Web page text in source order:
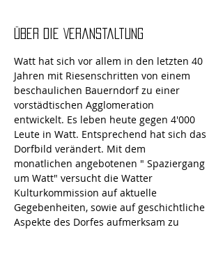
Über die Veranstaltung
Watt hat sich vor allem in den letzten 40
Jahren mit Riesenschritten von einem
beschaulichen Bauerndorf zu einer
vorstädtischen Agglomeration
entwickelt. Es leben heute gegen 4'000
Leute in Watt. Entsprechend hat sich das
Dorfbild verändert. Mit dem
monatlichen angebotenen " Spaziergang
um Watt" versucht die Watter
Kulturkommission auf aktuelle
Gegebenheiten, sowie auf geschichtliche
Aspekte des Dorfes aufmerksam zu